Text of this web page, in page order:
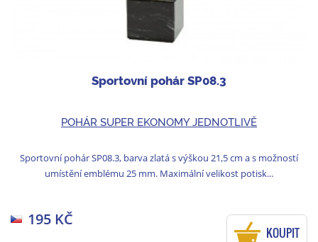
Sportovní pohár SP08.3
POHÁR SUPER EKONOMY JEDNOTLIVĚ
Sportovní pohár SP08.3, barva zlatá s výškou 21,5 cm a s možností
umístění emblému 25 mm. Maximální velikost potisk...
195 KČ
KOUPIT